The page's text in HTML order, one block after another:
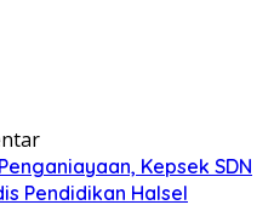
Kepsek SDN
Pendidikan Halsel